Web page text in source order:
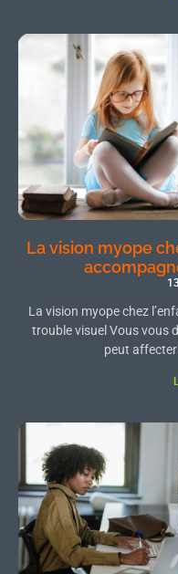
La vision myope
La vision myope chez
trouble visuel Vous vous
peut